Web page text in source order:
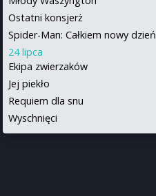
Ostatni konsjerż
Spider-Man: Całkiem nowy dzień
24 lipca
Ekipa zwierzaków
Jej piekło
Requiem dla snu
Wyschnięci